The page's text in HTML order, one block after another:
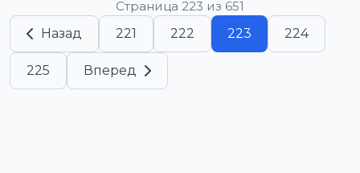
Страница 223 из 651
Назад
221 222 223 224
225 Вперед